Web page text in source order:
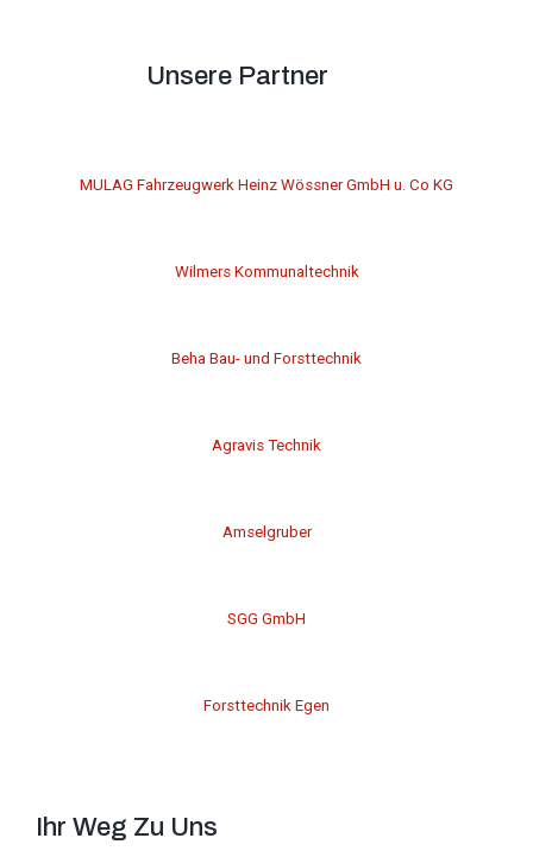
Unsere Partner
MULAG Fahrzeugwerk Heinz Wössner GmbH u. Co KG
Wilmers Kommunaltechnik
Beha Bau- und Forsttechnik
Agravis Technik
Amselgruber
SGG GmbH
Forsttechnik Egen
Ihr Weg Zu Uns